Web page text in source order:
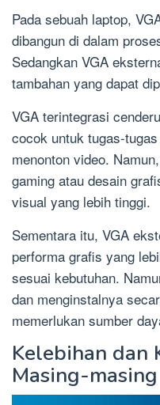
Pada sebuah laptop,
dibangun di dalam
Sedangkan VGA
tambahan yang dapat
VGA terintegrasi
cocok untuk tugas-
menonton video.
gaming atau desain
visual yang lebih tinggi.
Sementara itu, VGA
performa grafis yang
sesuai kebutuhan.
dan menginstalnya
memerlukan sumber
Kelebihan dan
Masing-masing